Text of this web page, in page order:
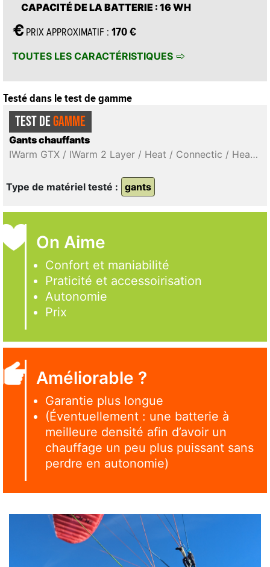
CAPACITÉ DE LA BATTERIE : 16 WH
PRIX APPROXIMATIF : 170 €
TOUTES LES CARACTÉRISTIQUES
Testé dans le test de gamme
TEST DEGAMME
Gants chauffants
IWarm GTX / IWarm 2 Layer / Heat / Connectic / Heat Concept 3 / Evo-3 / Ultra Heat Boost gloves / Powergloves 3+1 / Connectic 5 / Magic 2
Type de matériel testé : gants
On Aime
Confort et maniabilité
Praticité et accessoirisation
Autonomie
Prix
Améliorable ?
Garantie plus longue
(Éventuellement : une batterie à
meilleure densité afin d’avoir un
chauffage un peu plus puissant sans
perdre en autonomie)